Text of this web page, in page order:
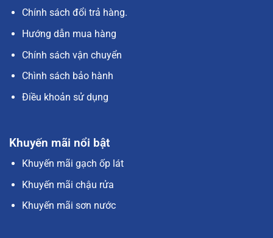
Chính sách đổi trả hàng.
Hướng dẫn mua hàng
Chính sách vận chuyển
Chình sách bảo hành
Điều khoản sử dụng
Khuyến mãi nổi bật
Khuyến mãi gạch ốp lát
Khuyến mãi chậu rửa
Khuyến mãi sơn nước